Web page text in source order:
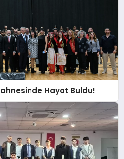
Şehri’nde Kemal Tahir
Yalnız Ardıç Söyleşileri
Kalesi’nde
İzleri Siliniyor: Yıl Sonunda
Hayat Buldu!